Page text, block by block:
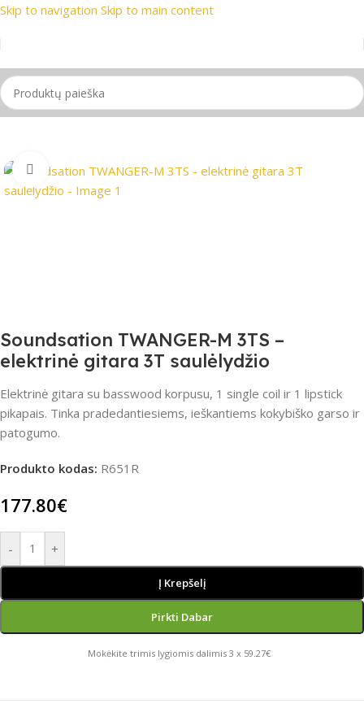
Skip to navigation Skip to main content
📦 Nemokamas
Pradžia/Gitaros
Spustelėkite, jei norite padidinti
Soundsation TWANGER-M 3TS –
elektrinė gitara 3T saulėlydžio
Elektrinė gitara su basswood korpusu, 1 single coil ir 1 lipstick
pikapais. Tinka pradedantiesiems, ieškantiems kokybiško garso ir
patogumo.
Produkto kodas: R651R
177.80€
- +
Į Krepšelį
Pirkti Dabar
Mokėkite trimis lygiomis dalimis 3 x 59.27€